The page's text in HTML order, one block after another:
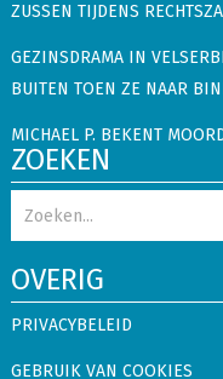
ZUSSEN TIJDENS
GEZINSDRAMA IN
BUITEN TOEN ZE NAAR
MICHAEL P. BEKENT
ZOEKEN
OVERIG
PRIVACYBELEID
GEBRUIK VAN COOKIES